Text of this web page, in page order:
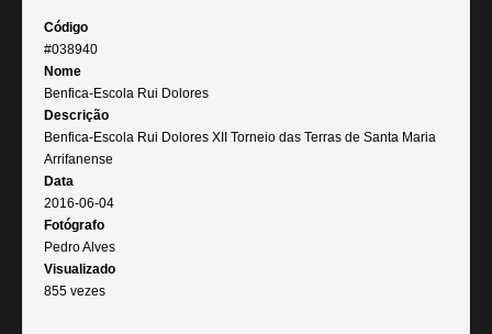
Código
#038940
Nome
Benfica-Escola Rui Dolores
Descrição
Benfica-Escola Rui Dolores XII Torneio das Terras de Santa Maria
Arrifanense
Data
2016-06-04
Fotógrafo
Pedro Alves
Visualizado
855 vezes